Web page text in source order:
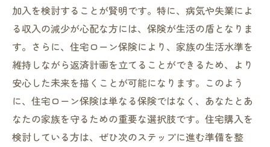
加入を検討することが賢明です。特に、病気や失業によ
る収入の減少が心配な方には、保険が生活の盾となりま
す。さらに、住宅ローン保険により、家族の生活水準を
維持しながら返済計画を立てることができるため、より
安心した未来を描くことが可能になります。このよう
に、住宅ローン保険は単なる保険ではなく、あなたとあ
なたの家族を守るための重要な選択肢です。住宅購入を
検討している方は、ぜひ次のステップに進む準備を整